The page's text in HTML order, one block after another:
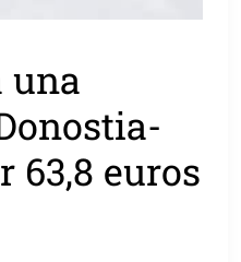
una
63,8 euros